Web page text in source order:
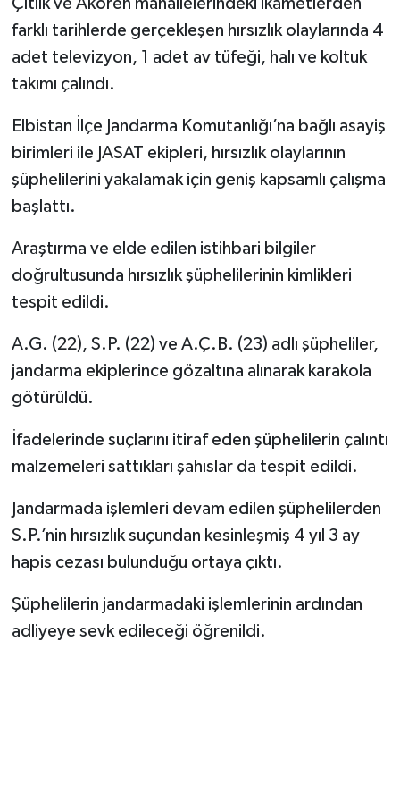
Çıtlık ve Akören mahallelerindeki ikametlerden
farklı tarihlerde gerçekleşen hırsızlık olaylarında 4
adet televizyon, 1 adet av tüfeği, halı ve koltuk
takımı çalındı.
Elbistan İlçe Jandarma Komutanlığı’na bağlı asayiş
birimleri ile JASAT ekipleri, hırsızlık olaylarının
şüphelilerini yakalamak için geniş kapsamlı çalışma
başlattı.
Araştırma ve elde edilen istihbari bilgiler
doğrultusunda hırsızlık şüphelilerinin kimlikleri
tespit edildi.
A.G. (22), S.P. (22) ve A.Ç.B. (23) adlı şüpheliler,
jandarma ekiplerince gözaltına alınarak karakola
götürüldü.
İfadelerinde suçlarını itiraf eden şüphelilerin çalıntı
malzemeleri sattıkları şahıslar da tespit edildi.
Jandarmada işlemleri devam edilen şüphelilerden
S.P.’nin hırsızlık suçundan kesinleşmiş 4 yıl 3 ay
hapis cezası bulunduğu ortaya çıktı.
Şüphelilerin jandarmadaki işlemlerinin ardından
adliyeye sevk edileceği öğrenildi.
OTOMOTİV
TEKNOLOJİ
YAŞAM
KÜLTÜR SANAT